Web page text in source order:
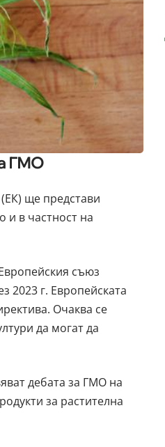
ГМО
ще представи
и в частност на
съюз
2023 г. Европейската
Очаква се
да могат да
дебата за ГМО на
за растителна